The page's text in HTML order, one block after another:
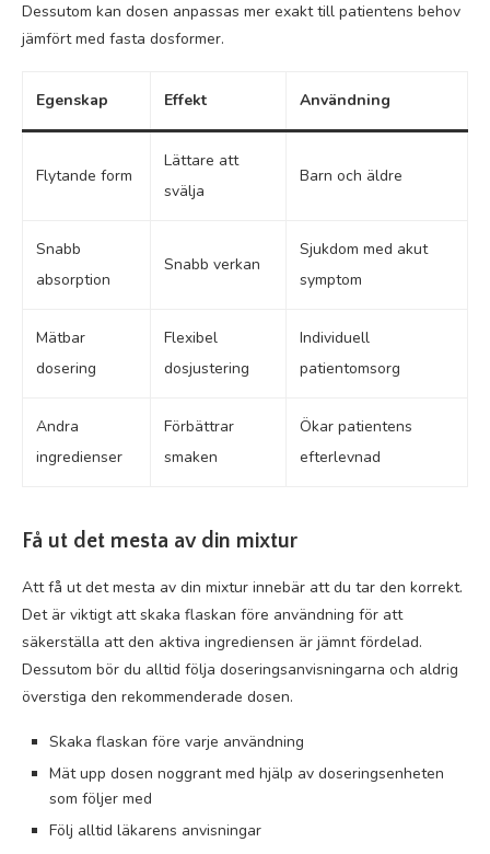
Dessutom kan dosen anpassas mer exakt till patientens behov
jämfört med fasta dosformer.
Egenskap Effekt Användning
Flytande form
Lättare att
svälja
Barn och äldre
Snabb
absorption
Snabb verkan
Sjukdom med akut
symptom
Mätbar
dosering
Flexibel
dosjustering
Individuell
patientomsorg
Andra
ingredienser
Förbättrar
smaken
Ökar patientens
efterlevnad
Få ut det mesta av din mixtur
Att få ut det mesta av din mixtur innebär att du tar den korrekt.
Det är viktigt att skaka flaskan före användning för att
säkerställa att den aktiva ingrediensen är jämnt fördelad.
Dessutom bör du alltid följa doseringsanvisningarna och aldrig
överstiga den rekommenderade dosen.
Skaka flaskan före varje användning
Mät upp dosen noggrant med hjälp av doseringsenheten
som följer med
Följ alltid läkarens anvisningar